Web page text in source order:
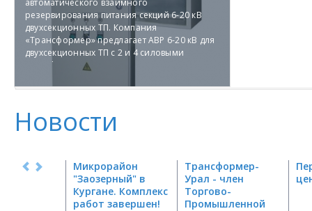
автоматического взаимного
резервирования питания секций 6-20 кВ
двухсекционных ТП. Компания
«Трансформер» предлагает АВР 6-20 кВ для
двухсекционных ТП с 2 и 4 силовыми
трансформаторами.
Новости
Микрорайон
"Заозерный" в
Кургане. Комплекс
работ завершен!
Трансформер-
Урал - член
Торгово-
Промышленной